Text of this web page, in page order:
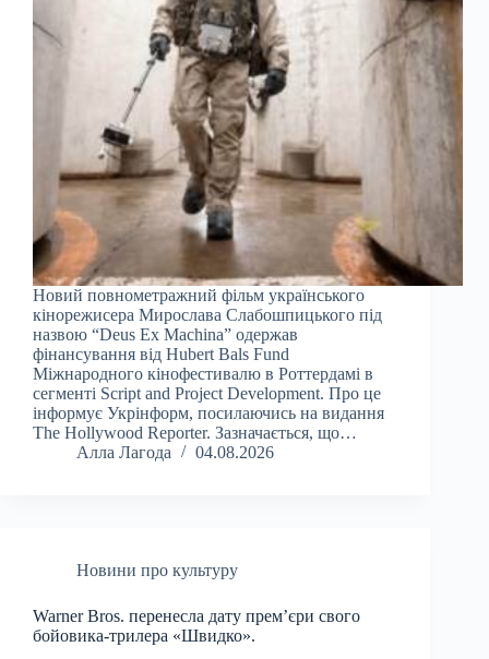
Новий повнометражний фільм українського
кінорежисера Мирослава Слабошпицького під
назвою “Deus Ex Machina” одержав
фінансування від Hubert Bals Fund
Міжнародного кінофестивалю в Роттердамі в
сегменті Script and Project Development. Про це
інформує Укрінформ, посилаючись на видання
The Hollywood Reporter. Зазначається, що…
Алла Лагода
04.08.2026
Новини про культуру
Warner Bros. перенесла дату прем’єри свого
бойовика-трилера «Швидко».